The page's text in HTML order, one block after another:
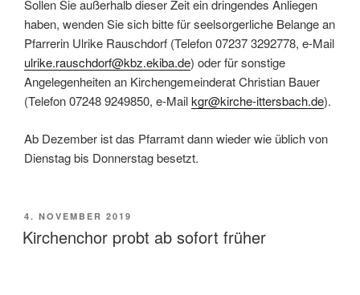
Sollen Sie außerhalb dieser Zeit ein dringendes Anliegen
haben, wenden Sie sich bitte für seelsorgerliche Belange an
Pfarrerin Ulrike Rauschdorf (Telefon 07237 3292778, e-Mail
ulrike.rauschdorf@kbz.ekiba.de) oder für sonstige
Angelegenheiten an Kirchengemeinderat Christian Bauer
(Telefon 07248 9249850, e-Mailkgr@kirche-ittersbach.de).
Ab Dezember ist das Pfarramt dann wieder wie üblich von
Dienstag bis Donnerstag besetzt.
VERÖFFENTLICHT
AM
4. NOVEMBER 2019
Kirchenchor probt ab sofort früher